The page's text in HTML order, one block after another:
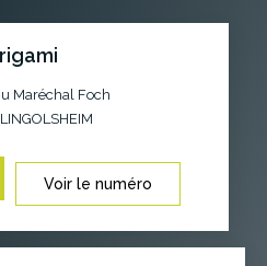
Maréchal Foch
LINGOLSHEIM
Voir le numéro